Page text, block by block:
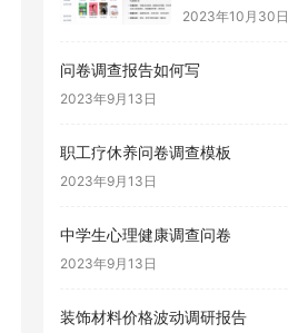
2023年10月30日
问卷调查报告如何写
2023年9月13日
职工疗休养问卷调查模板
2023年9月13日
中学生心理健康调查问卷
2023年9月13日
装饰材料价格波动调研报告